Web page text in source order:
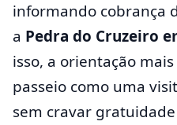
informando cobrança
a Pedra do Cruzeiro
isso, a orientação
passeio como uma
sem cravar